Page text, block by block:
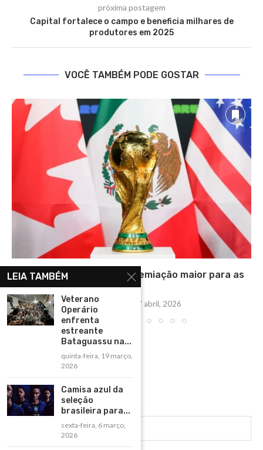
próxima postagem
Capital fortalece o campo e beneficia milhares de
produtores em 2025
VOCÊ TAMBÉM PODE GOSTAR
Copa de 2026 pode ter premiação maior para as
48...
segunda-feira, 27 abril, 2026
LEIA TAMBÉM
Veterano
Operário
enfrenta
estreante
Bataguassu na...
quinta-feira, 19 março,
2026
Camisa azul da
seleção
brasileira para...
sexta-feira, 6 março,
2026